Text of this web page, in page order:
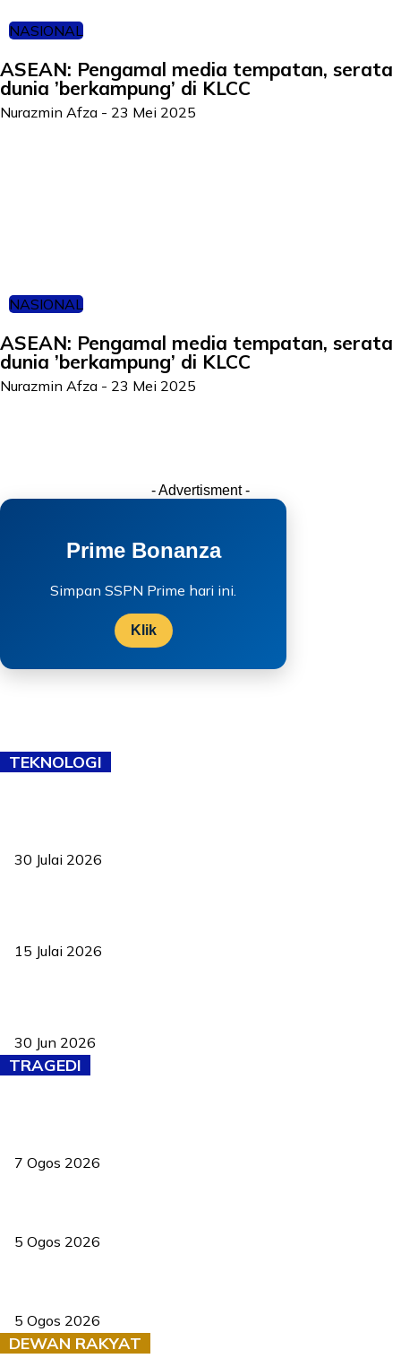
NASIONAL
ASEAN: Pengamal media tempatan, serata
dunia ’berkampung’ di KLCC
Nurazmin Afza - 23 Mei 2025
NASIONAL
ASEAN: Pengamal media tempatan, serata
dunia ’berkampung’ di KLCC
Nurazmin Afza - 23 Mei 2025
- Advertisment -
Prime Bonanza
Simpan SSPN Prime hari ini.
Klik
TEKNOLOGI
30 Julai 2026
15 Julai 2026
30 Jun 2026
TRAGEDI
7 Ogos 2026
5 Ogos 2026
5 Ogos 2026
DEWAN RAKYAT